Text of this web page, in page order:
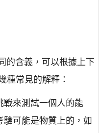
的含義，可以根據上下
種常見的解釋：
戰來測試一個人的能
可能是物質上的，如